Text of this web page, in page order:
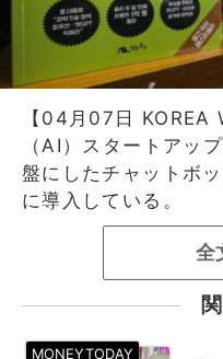
【04月07日 KOREA
（AI）スタートアッ
盤にしたチャットボ
に導入している。
全